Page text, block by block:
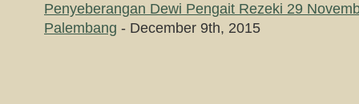
Penyeberangan Dewi Pengait Rezeki 29
Palembang - December 9th, 2015